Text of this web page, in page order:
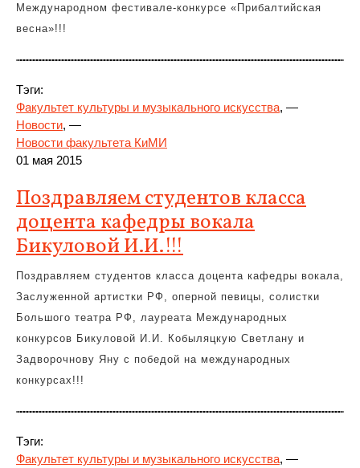
Международном фестивале-конкурсе «Прибалтийская
весна»!!!
Тэги:
Факультет культуры и музыкального искусства, —
Новости, —
Новости факультета КиМИ
01 мая 2015
Поздравляем студентов класса
доцента кафедры вокала
Бикуловой И.И.!!!
Поздравляем студентов класса доцента кафедры вокала,
Заслуженной артистки РФ, оперной певицы, солистки
Большого театра РФ, лауреата Международных
конкурсов Бикуловой И.И. Кобыляцкую Светлану и
Задворочнову Яну с победой на международных
конкурсах!!!
Тэги:
Факультет культуры и музыкального искусства, —